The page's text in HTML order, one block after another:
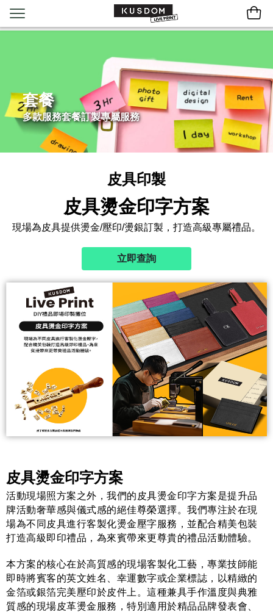
套餐
多款服務套餐訂製專屬服務
皮具印製
皮具燙金印字方案
現場為皮具提供燙金/壓印/燙銀訂製，打造高級專屬禮品。
立即查詢
皮具燙金印字方案
活動現場照方案之外，我們的皮具燙金印字方案是提升品
牌活動奢華感與儀式感的絕佳尊榮選擇。我們專注於在現
場為不同皮具進行客製化燙金壓字服務，並配合精美包裝
打造高級即印禮品，為來賓帶來更尊貴的禮品活動體驗。
本方案的核心在於高質感的現場客製化工藝，專業技師能
即時將賓客的英文姓名、幸運數字或企業標誌，以精緻的
金箔或銀箔完美壓印於皮件上。這種兼具手作溫度與典雅
質感的現場皮革燙金服務，特別適用於精品品牌發表會、